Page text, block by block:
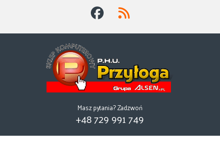
Masz pytania? Zadzwoń
+48 729 991 749